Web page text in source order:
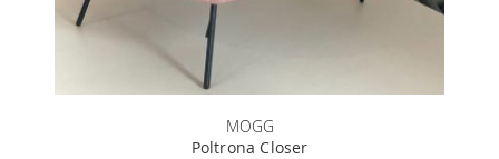
MOGG
Poltrona Closer